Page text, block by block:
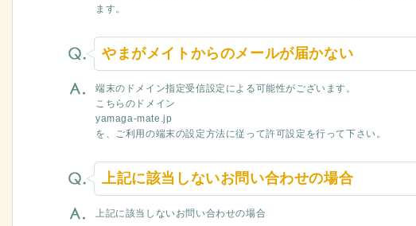
ます。
やまがメイトからのメールが届かない
端末のドメイン指定受信設定による可能性がございます。
こちらのドメイン
yamaga-mate.jp
を、ご利用の端末の設定方法に従って許可設定を行って下さい。
上記に該当しないお問い合わせの場合
上記に該当しないお問い合わせの場合